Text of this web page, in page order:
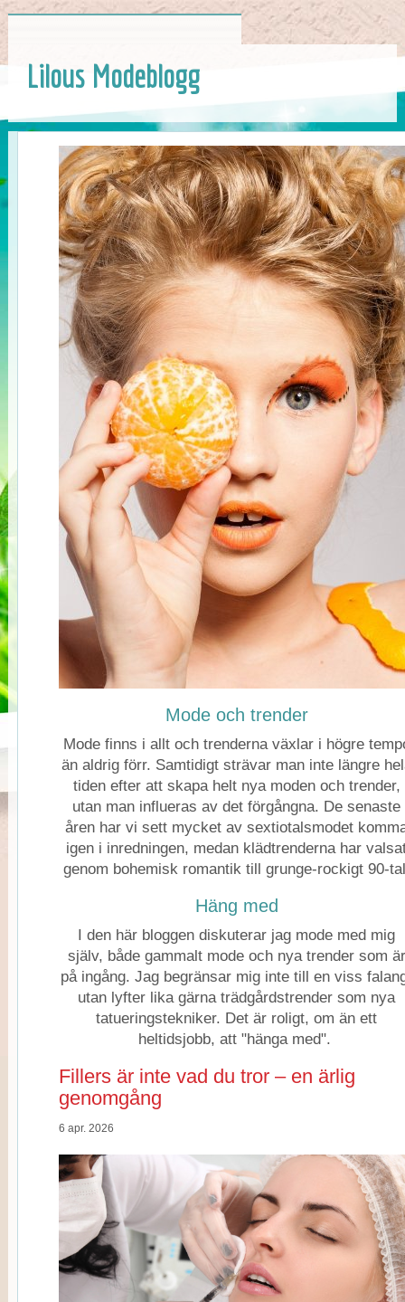
Lilous Modeblogg
Mode och trender
Mode finns i allt och trenderna växlar i högre
än aldrig förr. Samtidigt strävar man inte längre
tiden efter att skapa helt nya moden och trender,
utan man influeras av det förgångna. De senaste
åren har vi sett mycket av sextiotalsmodet
igen i inredningen, medan klädtrenderna har
genom bohemisk romantik till grunge-rockigt 90-
Häng med
I den här bloggen diskuterar jag mode med mig
själv, både gammalt mode och nya trender som är
på ingång. Jag begränsar mig inte till en viss
utan lyfter lika gärna trädgårdstrender som nya
tatueringstekniker. Det är roligt, om än ett
heltidsjobb, att "hänga med".
Fillers är inte vad du tror – en ärlig
genomgång
6 apr. 2026